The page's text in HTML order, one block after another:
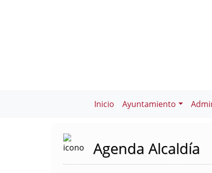
Inicio Ayuntamiento
Agenda Alcaldía